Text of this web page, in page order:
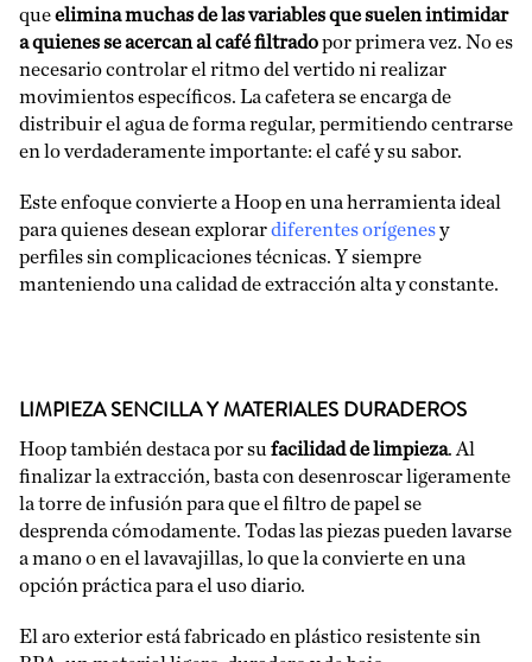
queelimina muchas de las variables que suelen intimidar
a quienes se acercan al café filtradopor primera vez. No es
necesario controlar el ritmo del vertido ni realizar
movimientos específicos. La cafetera se encarga de
distribuir el agua de forma regular, permitiendo centrarse
en lo verdaderamente importante: el café y su sabor.
Este enfoque convierte a Hoop en una herramienta ideal
para quienes desean explorardiferentes orígenesy
perfiles sin complicaciones técnicas. Y siempre
manteniendo una calidad de extracción alta y constante.
LIMPIEZA SENCILLA Y MATERIALES DURADEROS
Hoop también destaca por sufacilidad de limpieza. Al
finalizar la extracción, basta con desenroscar ligeramente
la torre de infusión para que el filtro de papel se
desprenda cómodamente. Todas las piezas pueden lavarse
a mano o en el lavavajillas, lo que la convierte en una
opción práctica para el uso diario.
El aro exterior está fabricado en plástico resistente sin